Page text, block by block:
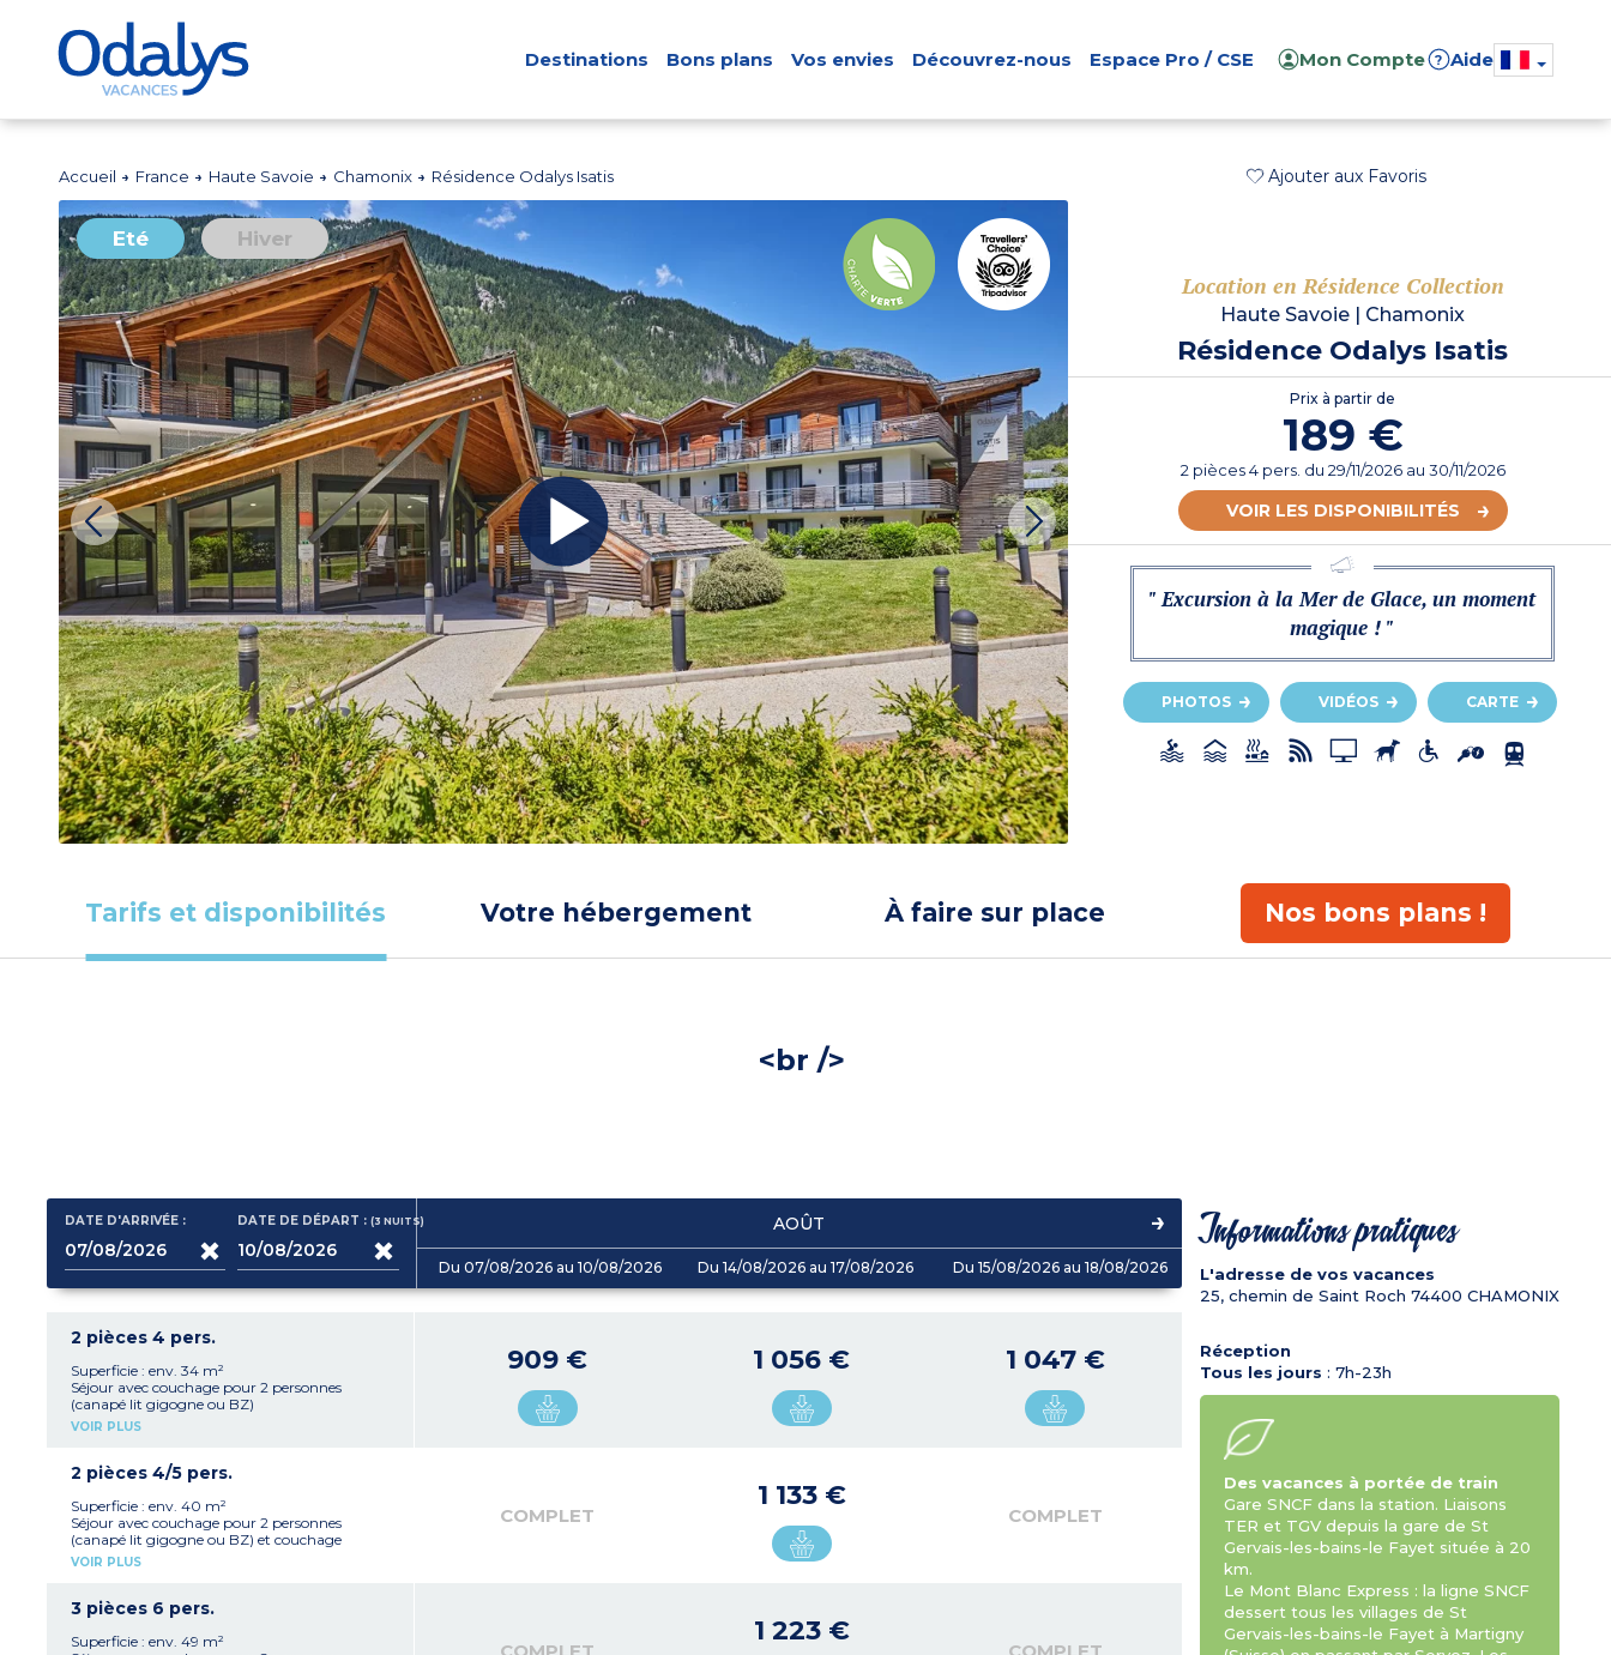
Destinations Bons plans Vos envies Découvrez-nous Espace Pro / CSE Mon Compte ? Aide
Accueil France Haute Savoie Chamonix Résidence Odalys Isatis Ajouter aux Favoris
Eté Hiver
Location en Résidence Collection
Haute Savoie Chamonix
Résidence Odalys Isatis
Prix à partir de
189 €
2 pièces 4 pers. du 29/11/2026au 30/11/2026
VOIR LES DISPONIBILITÉS
" Excursion à la Mer de Glace, un moment
magique ! "
PHOTOS VIDÉOS CARTE
Tarifs et disponibilités Votre hébergement À faire sur place Nos bons plans !
<br />
DATE D'ARRIVÉE : DATE DE DÉPART :(3NUITS) AOÛT
Du 07/08/2026 au 10/08/2026 Du 14/08/2026 au 17/08/2026 Du 15/08/2026 au 18/08/2026
2 pièces 4 pers.
Superficie : env. 34 m²
Séjour avec couchage pour 2 personnes
(canapé lit gigogne ou BZ)
Kitchenette équipée avec plaque
et filtres
Chambre avec un lit double
Salle de bain et WC séparé
Coffre fort
VOIR PLUS
909 € 1 056 € 1 047 €
2 pièces 4/5 pers.
Superficie : env. 40 m²
Séjour avec couchage pour 2 personnes
(canapé lit gigogne ou BZ) et couchage
d'appoint supplémentaire
vaisselle, cafetière à capsules et filtres)
Chambre avec un lit double
Salle de bain et WC séparé
VOIR PLUS
COMPLET
1 133 €
COMPLET
3 pièces 6 pers.
Superficie : env. 49 m²
1 223 €
Informations pratiques
L'adresse de vos vacances
25, chemin de Saint Roch 74400 CHAMONIX
Réception
Tous les jours : 7h-23h
Des vacances à portée de train
Gare SNCF dans la station. Liaisons
TER et TGV depuis la gare de St
Gervais-les-bains-le Fayet située à 20
km.
Le Mont Blanc Express : la ligne SNCF
dessert tous les villages de St
Gervais-les-bains-le Fayet à Martigny